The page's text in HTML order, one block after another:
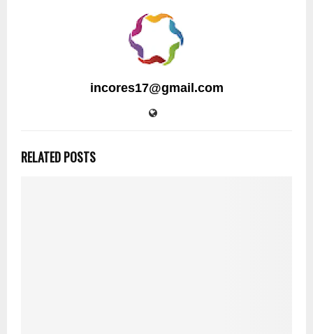
incores17@gmail.com
RELATED POSTS